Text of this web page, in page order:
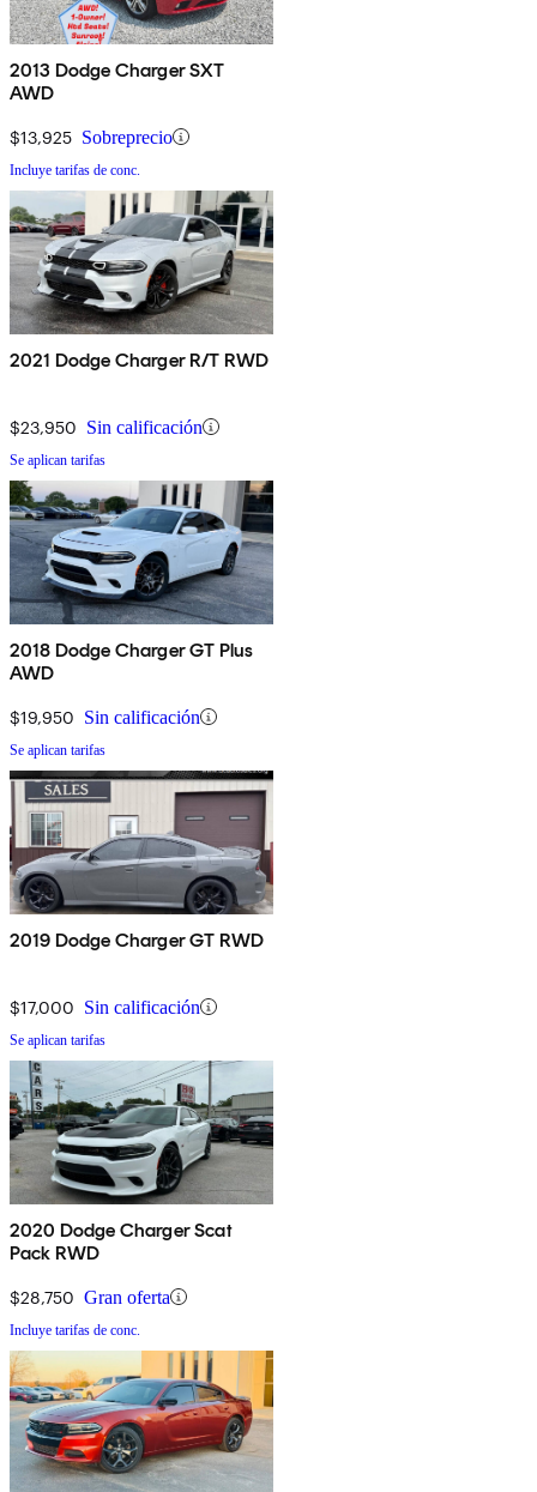
2013 Dodge Charger SXT
AWD
$13,925 Sobreprecio
Incluye tarifas de conc.
2021 Dodge Charger R/T RWD
$23,950 Sin calificación
Se aplican tarifas
2018 Dodge Charger GT Plus
AWD
$19,950 Sin calificación
Se aplican tarifas
2019 Dodge Charger GT RWD
$17,000 Sin calificación
Se aplican tarifas
2020 Dodge Charger Scat
Pack RWD
$28,750 Gran oferta
Incluye tarifas de conc.